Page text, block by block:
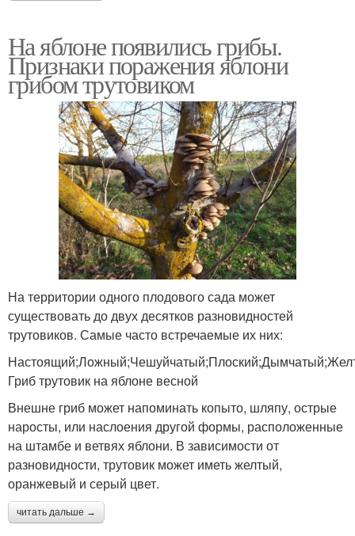
На яблоне появились грибы.
Признаки поражения яблони
грибом трутовиком
На территории одного плодового сада может
существовать до двух десятков разновидностей
трутовиков. Самые часто встречаемые их них:
Гриб трутовик на яблоне весной
Внешне гриб может напоминать копыто, шляпу, острые
наросты, или наслоения другой формы, расположенные
на штамбе и ветвях яблони. В зависимости от
разновидности, трутовик может иметь желтый,
оранжевый и серый цвет.
читать дальше →